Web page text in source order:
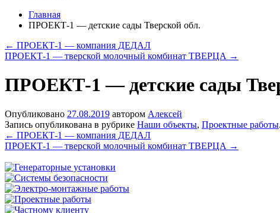
Главная
ПРОЕКТ-1 — детские сады Тверской обл.
← ПРОЕКТ-1 — компания ДЕДАЛ
ПРОЕКТ-1 — тверской молочный комбинат ТВЕРЦА →
ПРОЕКТ-1 — детские сады
Опубликовано 27.08.2019 автором Алексей
Запись опубликована в рубрике Наши объекты, Проектные работы
← ПРОЕКТ-1 — компания ДЕДАЛ
ПРОЕКТ-1 — тверской молочный комбинат ТВЕРЦА →